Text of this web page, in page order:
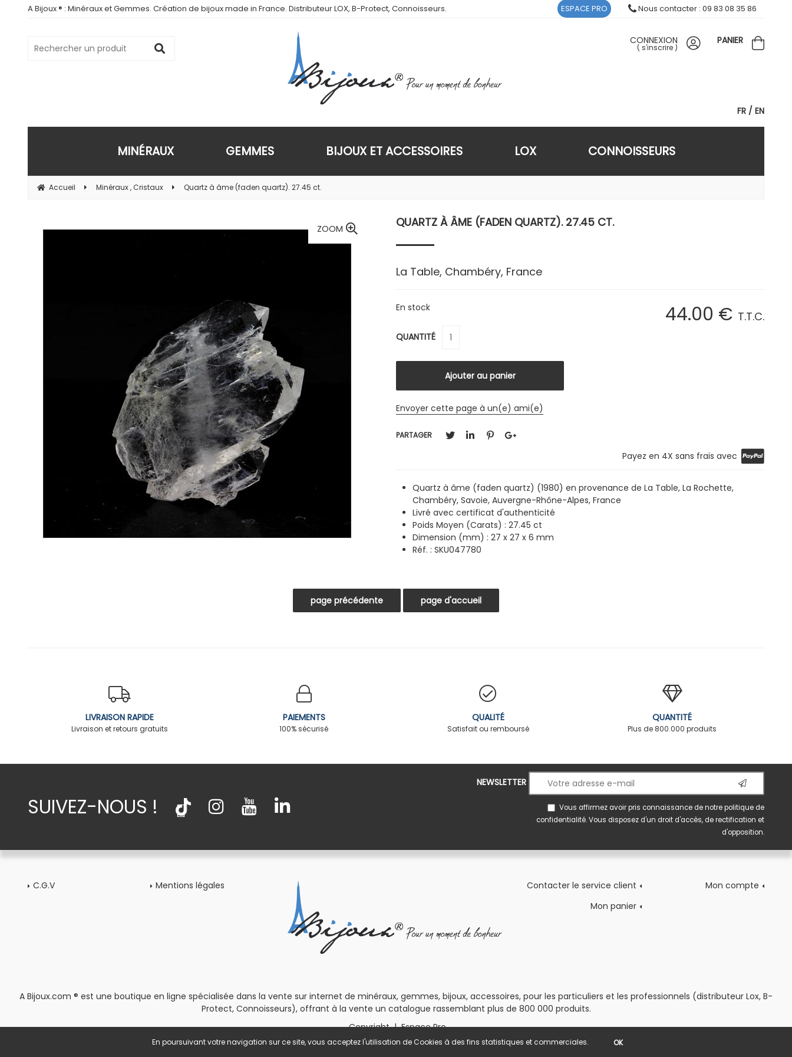
A Bijoux ® : Minéraux et Gemmes. Création de bijoux made in France. Distributeur LOX, B-Protect, Connoisseurs.
FR EN
CONNEXION
( s'inscrire )
PANIER
MINÉRAUX GEMMES BIJOUX ET ACCESSOIRES LOX CONNOISSEURS
Accueil Minéraux , Cristaux Quartz à âme (faden quartz). 27.45 ct.
ZOOM QUARTZ À ÂME (FADEN QUARTZ). 27.45 CT.
La Table, Chambéry, France
44.00 € T.T.C.
En stock
QUANTITÉ
Envoyer cette page à un(e) ami(e)
PARTAGER
Payez en 4X sans frais avec
Quartz à âme (faden quartz) (1980) en provenance de La Table, La Rochette,
Chambéry, Savoie, Auvergne-Rhône-Alpes, France
Livré avec certificat d'authenticité
Poids Moyen (Carats) : 27.45 ct
Dimension (mm) : 27 x 27 x 6 mm
Réf. : SKU047780
ESPACE PRO Nous contacter : 09 83 08 35 86
LIVRAISON RAPIDE
Livraison et retours gratuits
PAIEMENTS
100% sécurisé
QUALITÉ
Satisfait ou remboursé
QUANTITÉ
Plus de 800.000 produits
SUIVEZ-NOUS !
NEWSLETTER
Vous affirmez avoir pris connaissance de notrepolitique de
confidentialité. Vous disposez d'un droit d'accès, de rectification et
d'opposition.
C.G.V Mentions légales Contacter le service client
Mon compte
Mon panier
A Bijoux.com ® est une boutique en ligne spécialisée dans la vente sur internet de minéraux, gemmes, bijoux, accessoires, pour les particuliers et les professionnels (distributeur Lox, B-
Protect, Connoisseurs), offrant à la vente un catalogue rassemblant plus de 800 000 produits.
Copyright|Espace Pro
POWERED BY YPROXIMITÉ / STORE FACTORY
En poursuivant votre navigation sur ce site, vous acceptez l'utilisation de Cookies à des fins statistiques et commerciales. OK